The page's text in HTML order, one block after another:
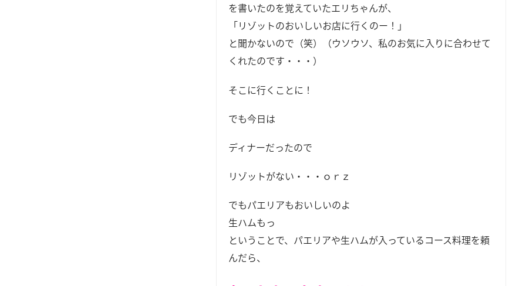
を書いたのを覚えていたエリちゃんが、
「リゾットのおいしいお店に行くのー！」
と聞かないので（笑）（ウソウソ、私のお気に入りに合わせて
くれたのです・・・）
そこに行くことに！
でも今日は
ディナーだったので
リゾットがない・・・ｏｒｚ
でもパエリアもおいしいのよ
生ハムもっ
ということで、パエリアや生ハムが入っているコース料理を頼
んだら、